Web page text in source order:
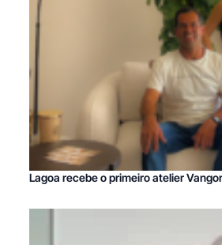
Lagoa recebe o primeiro atelier Vangor